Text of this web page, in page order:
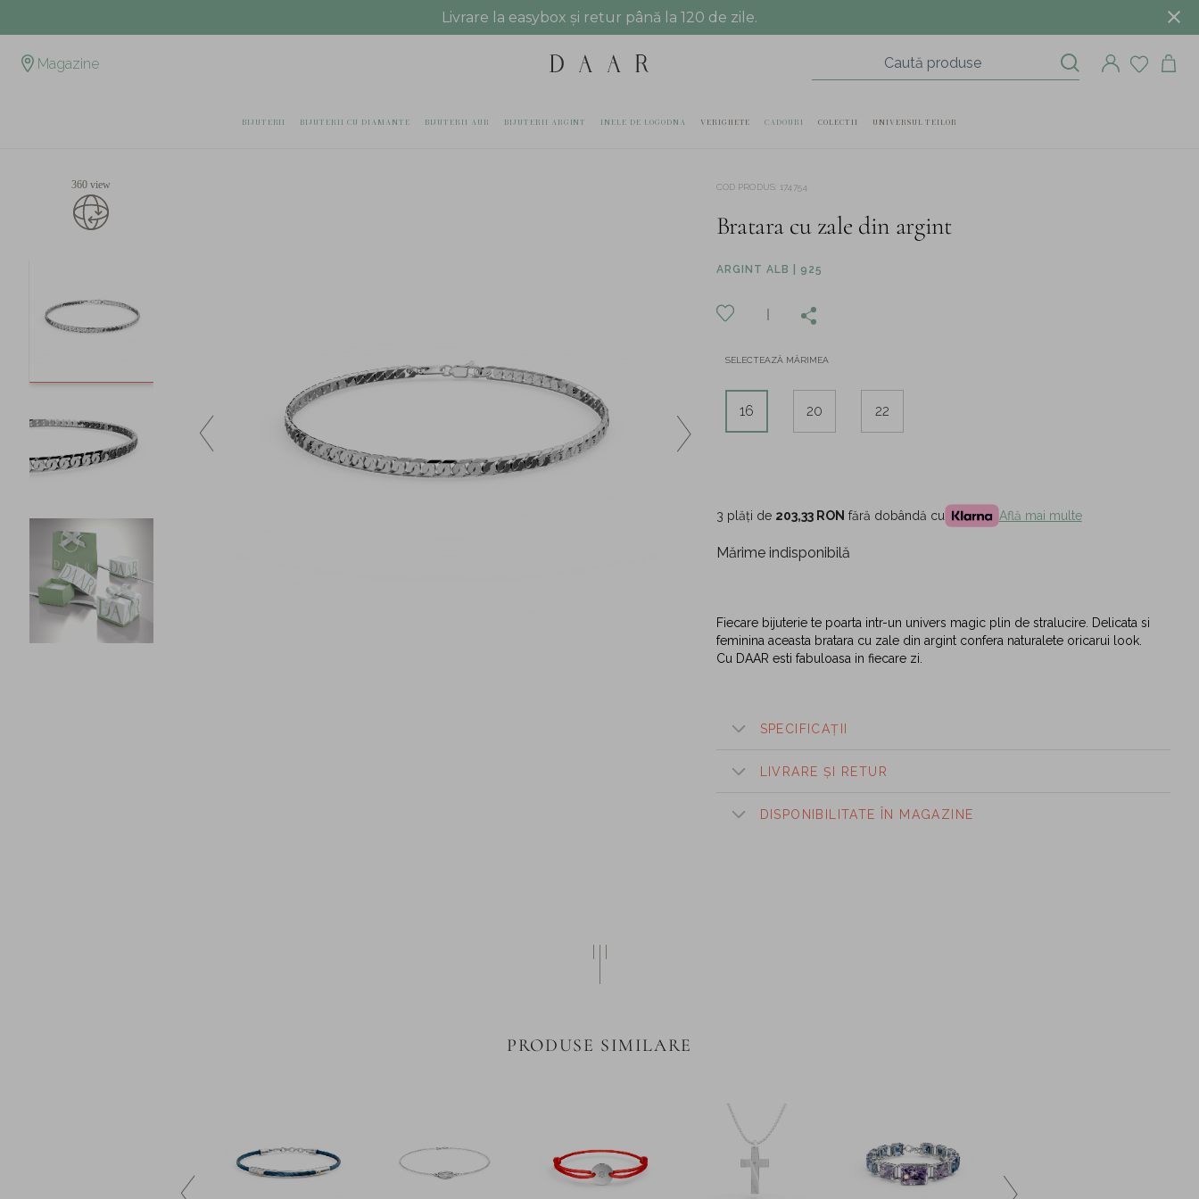
Livrare la easybox și retur până la 120 de zile.
Magazine
BIJUTERII BIJUTERII CU DIAMANTE BIJUTERII AUR BIJUTERII ARGINT INELE DE LOGODNA VERIGHETE CADOURI COLECTII UNIVERSUL TEILOR
360 view COD PRODUS: 174754
Bratara cu zale din argint
ARGINT ALB | 925
SELECTEAZĂ MĂRIMEA
16 20 22
3 plăți de 203,33 RON fără dobândă cu Află mai multe
Mărime indisponibilă
Fiecare bijuterie te poarta intr-un univers magic plin de stralucire. Delicata si
feminina aceasta bratara cu zale din argint confera naturalete oricarui look.
Cu DAAR esti fabuloasa in fiecare zi.
SPECIFICAȚII
LIVRARE ȘI RETUR
DISPONIBILITATE ÎN MAGAZINE
PRODUSE SIMILARE